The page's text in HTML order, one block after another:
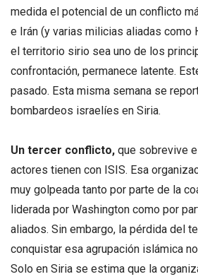
medida el potencial de un conflicto
e Irán (y varias milicias aliadas como
el territorio sirio sea uno de los
confrontación, permanece latente.
pasado. Esta misma semana se
bombardeos israelíes en Siria.
Un tercer conflicto, que sobrevive
actores tienen con ISIS. Esa
muy golpeada tanto por parte de la
liderada por Washington como por
aliados. Sin embargo, la pérdida del
conquistar esa agrupación islámica
Solo en Siria se estima que la